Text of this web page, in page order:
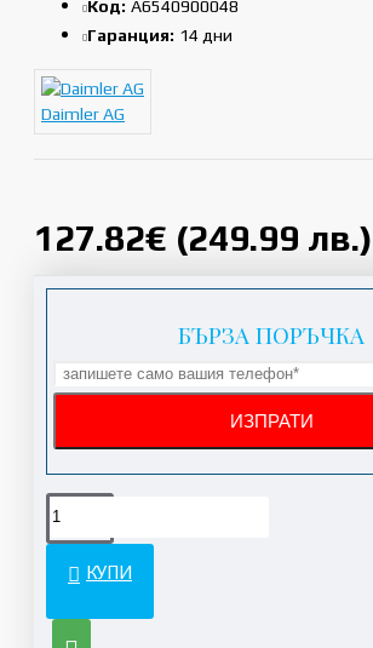
127.82€ (249.99 лв.)
Код: A6540900048
Гаранция: 14 дни
Daimler AG
БЪРЗА ПОРЪЧКА
КУПИ